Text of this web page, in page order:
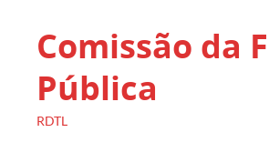
Comissão da
Pública
RDTL